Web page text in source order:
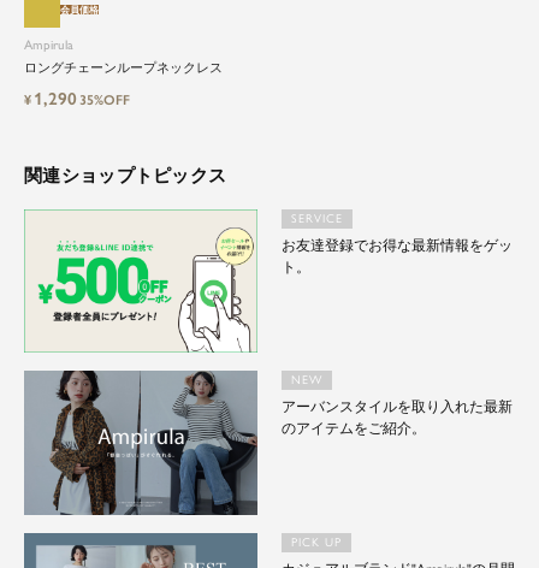
Ampirula
ロングチェーンループネックレス
会員価格
¥ 1,29035%OFF
関連ショップトピックス
SERVICE
お友達登録でお得な最新情報をゲッ
ト。
NEW
アーバンスタイルを取り入れた最新
のアイテムをご紹介。
PICK UP